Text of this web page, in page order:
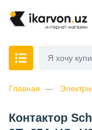
Главная
Контактор